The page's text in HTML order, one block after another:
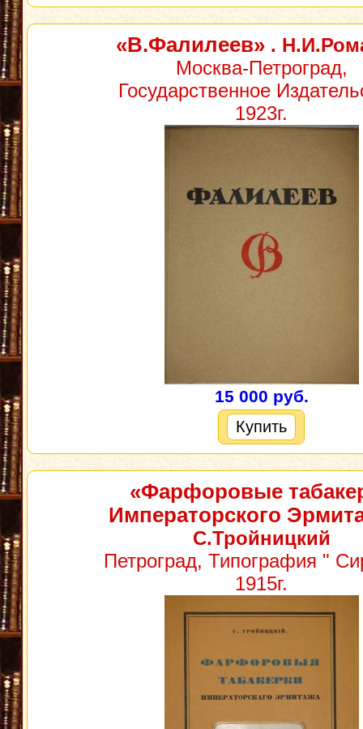
«В.Фалилеев» .
Москва-Петроград,
Государственное
1923г.
15 000 руб.
Купить
«Фарфоровые
Императорского
С.Тройницкий
Петроград, Типография "
1915г.